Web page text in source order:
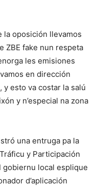
la oposición llevamos
ZBE fake nun respeta
les emisiones
en dirección
esto va costar la salú
y n’especial na zona
una entruga pa la
y Participación
gobiernu local esplique
d’aplicación